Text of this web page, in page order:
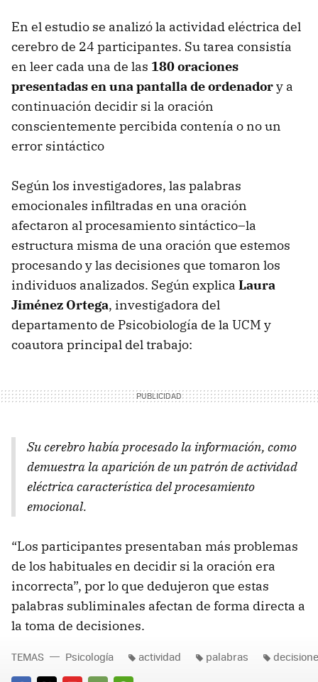
En el estudio se analizó la actividad eléctrica del
cerebro de 24 participantes. Su tarea consistía
en leer cada una de las 180 oraciones
presentadas en una pantalla de ordenadory a
continuación decidir si la oración
conscientemente percibida contenía o no un
error sintáctico
Según los investigadores, las palabras
emocionales infiltradas en una oración
afectaron al procesamiento sintáctico–la
estructura misma de una oración que estemos
procesando y las decisiones que tomaron los
individuos analizados. Según explica Laura
Jiménez Ortega, investigadora del
departamento de Psicobiología de la UCM y
coautora principal del trabajo:
Su cerebro había procesado la información, como
demuestra la aparición de un patrón de actividad
eléctrica característica del procesamiento
emocional.
“Los participantes presentaban más problemas
de los habituales en decidir si la oración era
incorrecta”, por lo que dedujeron que estas
palabras subliminales afectan de forma directa a
la toma de decisiones.
TEMAS Psicología actividad palabras